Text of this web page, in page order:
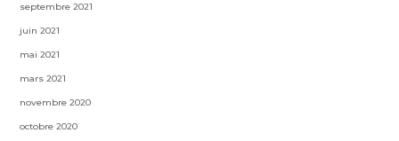
septembre 2021
juin 2021
mai 2021
mars 2021
novembre 2020
octobre 2020